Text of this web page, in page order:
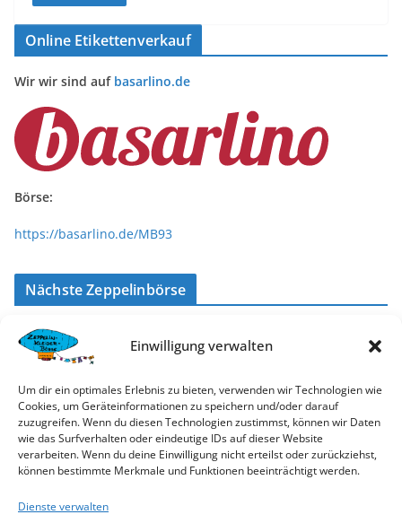
Einwilligung verwalten
Um dir ein optimales Erlebnis zu bieten, verwenden wir Technologien wie
Cookies, um Geräteinformationen zu speichern und/oder darauf
zuzugreifen. Wenn du diesen Technologien zustimmst, können wir Daten
wie das Surfverhalten oder eindeutige IDs auf dieser Website
verarbeiten. Wenn du deine Einwilligung nicht erteilst oder zurückziehst,
können bestimmte Merkmale und Funktionen beeinträchtigt werden.
Dienste verwalten
Online Etikettenverkauf
Wir wir sind auf basarlino.de
Börse:
https://basarlino.de/MB93
Nächste Zeppelinbörse
Herbst-Börse
Samstag, den
Böblingen, von10:00 bis 13:00 Uhr.
Anmeldung Newsletter / Helferaufruf